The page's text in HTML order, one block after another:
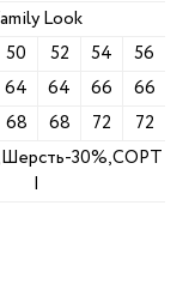
Look
50 52 54
56
64 64 66
66
68 68 72 72
30%,СОРТ